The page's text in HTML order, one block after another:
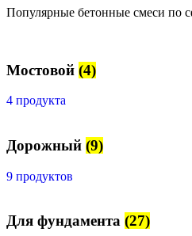
Популярные бетонные смеси по
Мостовой (4)
4 продукта
Дорожный (9)
9 продуктов
Для фундамента (27)